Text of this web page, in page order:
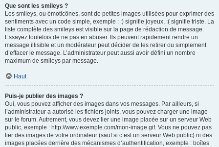
Que sont les smileys ?
Les smileys, ou émoticônes, sont de petites images utilisées pour exprimer des
sentiments avec un code simple, exemple : :) signifie joyeux, :( signifie triste. La
liste complète des smileys est visible sur la page de rédaction de message.
Essayez toutefois de ne pas en abuser. Ils peuvent rapidement rendre un
message illisible et un modérateur peut décider de les retirer ou simplement
d’effacer le message. L’administrateur peut aussi avoir défini un nombre
maximum de smileys par message.
Haut
Puis-je publier des images ?
Oui, vous pouvez afficher des images dans vos messages. Par ailleurs, si
l’administrateur a autorisé les fichiers joints, vous pouvez charger une image
sur le forum. Autrement, vous devez lier une image placée sur un serveur Web
public, exemple : http://www.exemple.com/mon-image.gif. Vous ne pouvez pas
lier des images de votre ordinateur (sauf si c’est un serveur Web public) ni des
images placées derrière des mécanismes d’authentification, exemple : boîtes